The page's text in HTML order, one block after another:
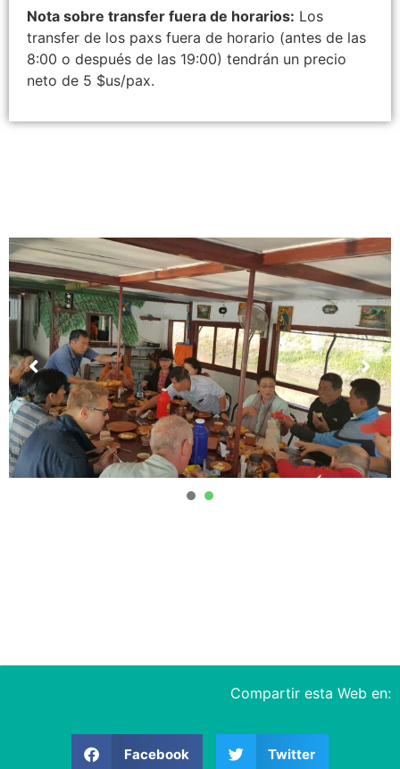
Nota sobre transfer fuera de horarios: Los
transfer de los paxs fuera de horario (antes de las
8:00 o después de las 19:00) tendrán un precio
neto de 5 $us/pax.
Compartir esta Web en:
Facebook Twitter